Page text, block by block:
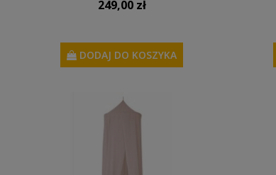
249,00 zł
DODAJ DO KOSZYKA